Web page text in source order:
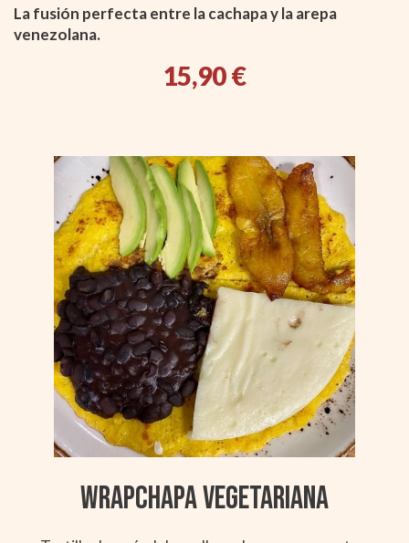
La fusión perfecta entre la cachapa y la arepa
venezolana.
15,90 €
Wrapchapa Vegetariana